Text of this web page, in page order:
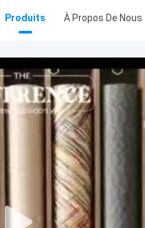
Produits À Propos De Nous